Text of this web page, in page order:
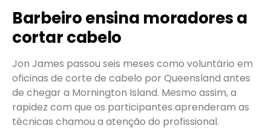
Barbeiro ensina moradores a
cortar cabelo
Jon James passou seis meses como voluntário em
oficinas de corte de cabelo por Queensland antes
de chegar a Mornington Island. Mesmo assim, a
rapidez com que os participantes aprenderam as
técnicas chamou a atenção do profissional.